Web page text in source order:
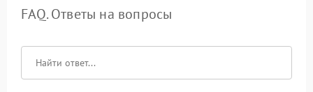
FAQ. Ответы на вопросы